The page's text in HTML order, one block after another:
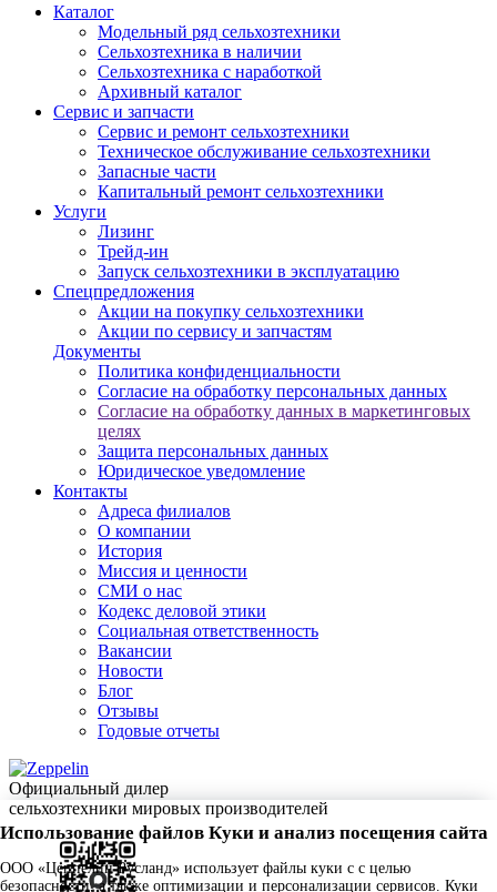
Каталог
Модельный ряд сельхозтехники
Сельхозтехника в наличии
Сельхозтехника с наработкой
Архивный каталог
Сервис и запчасти
Сервис и ремонт сельхозтехники
Техническое обслуживание сельхозтехники
Запасные части
Капитальный ремонт сельхозтехники
Услуги
Лизинг
Трейд-ин
Запуск сельхозтехники в эксплуатацию
Спецпредложения
Акции на покупку сельхозтехники
Акции по сервису и запчастям
Документы
Политика конфиденциальности
Согласие на обработку персональных данных
Согласие на обработку данных в маркетинговых
целях
Защита персональных данных
Юридическое уведомление
Контакты
Адреса филиалов
О компании
История
Миссия и ценности
СМИ о нас
Кодекс деловой этики
Социальная ответственность
Вакансии
Новости
Блог
Отзывы
Годовые отчеты
Официальный дилер
сельхозтехники мировых производителей
Использование файлов Куки и анализ посещения сайта
ООО «Цеппелин Русланд» использует файлы куки c с целью
безопасности, а также оптимизации и персонализации сервисов. Куки